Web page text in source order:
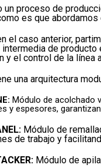
un proceso de
es que
el caso anterior,
intermedia de
y el control de la línea
una arquitectura
Módulo de acolchado
y espesores,
Módulo de
de trabajo y
Módulo de